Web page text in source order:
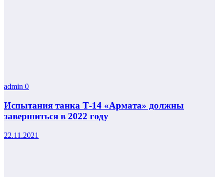
admin 0
Испытания танка Т-14 «Армата» должны
завершиться в 2022 году
22.11.2021